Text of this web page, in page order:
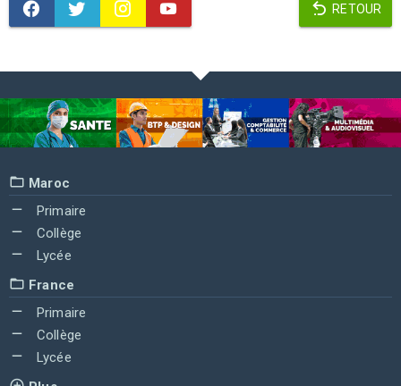
RETOUR
Maroc
Primaire
Collège
Lycée
France
Primaire
Collège
Lycée